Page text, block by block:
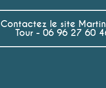
Contactez le site
Tour - 06 96 27 60